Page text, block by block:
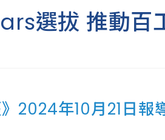
選拔 推動百
》2024年10月21日